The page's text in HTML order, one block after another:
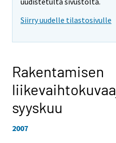
Siirry uudelle tilastosivulle
Rakentamisen
syyskuu
2007